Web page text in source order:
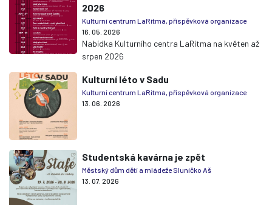
2026
Kulturní centrum LaRitma, příspěvková organizace
16. 05. 2026
Nabídka Kulturního centra LaRitma na květen až
srpen 2026
Kulturní léto v Sadu
Kulturní centrum LaRitma, příspěvková organizace
13. 06. 2026
Studentská kavárna je zpět
Městský dům dětí a mládeže Sluníčko Aš
13. 07. 2026